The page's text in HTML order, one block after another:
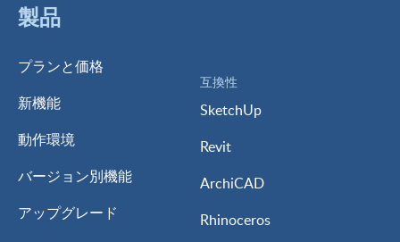
製品
プランと価格
新機能
動作環境
バージョン別機能
アップグレード
互換性
SketchUp
Revit
ArchiCAD
Rhinoceros